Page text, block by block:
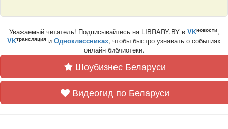
Уважаемый читатель! Подписывайтесь на LIBRARY.BY в VKновости,
VKтрансляция и Одноклассниках, чтобы быстро узнавать о событиях
онлайн библиотеки.
Шоубизнес Беларуси
Видеогид по Беларуси